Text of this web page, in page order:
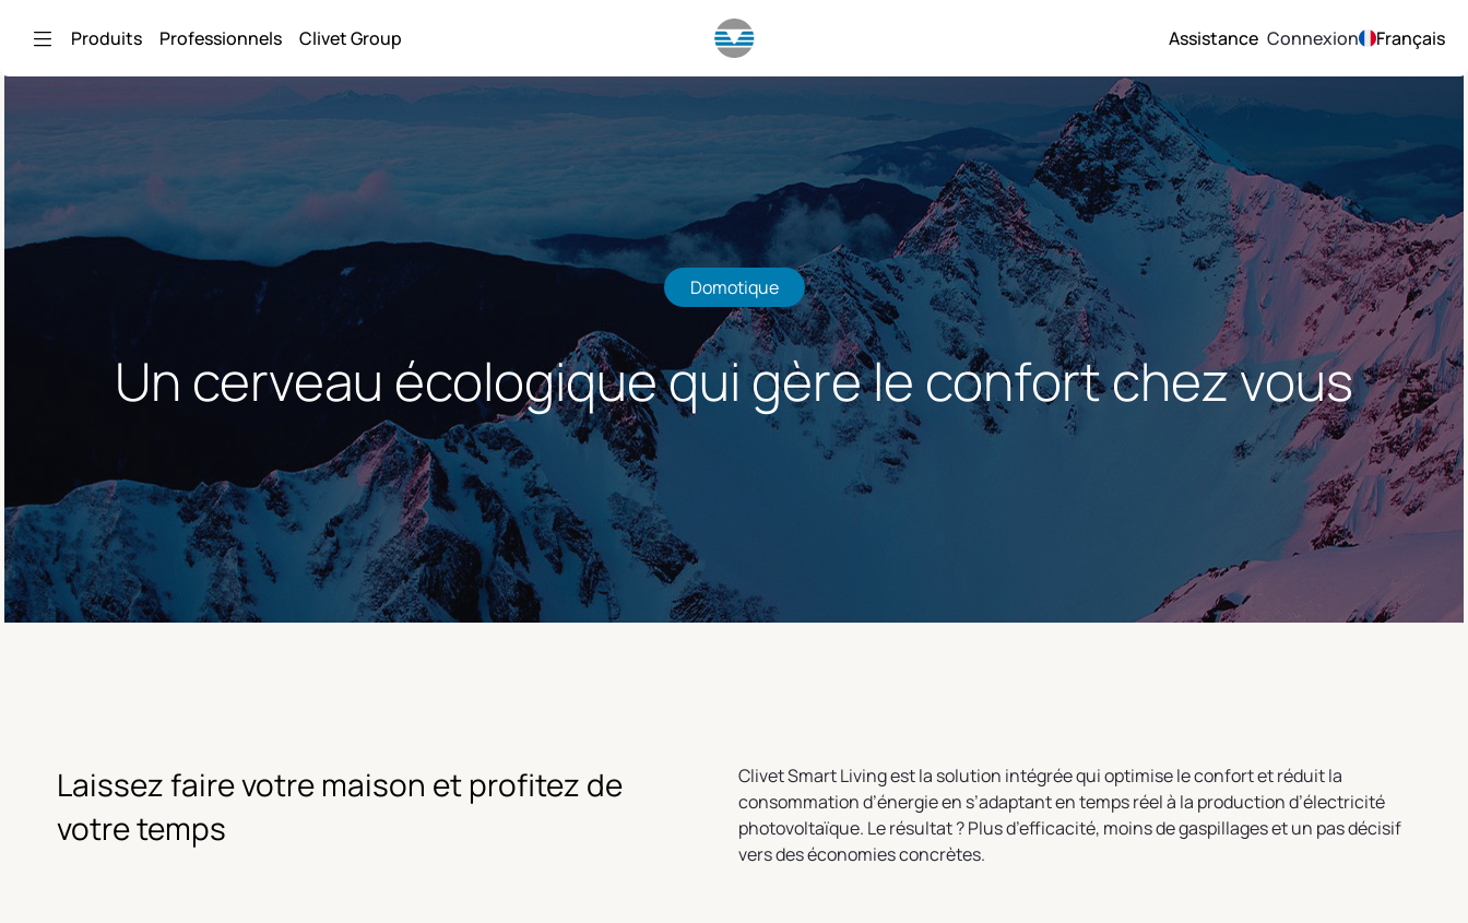
Produits Professionnels Clivet Group Assistance Connexion Français
Domotique
Un cerveau écologique qui gère le confort chez vous
Laissez faire votre maison et profitez de
votre temps
Clivet Smart Living est la solution intégrée qui optimise le confort et réduit la
consommation d’énergie en s’adaptant en temps réel à la production d’électricité
photovoltaïque. Le résultat ? Plus d’efficacité, moins de gaspillages et un pas décisif
vers des économies concrètes.